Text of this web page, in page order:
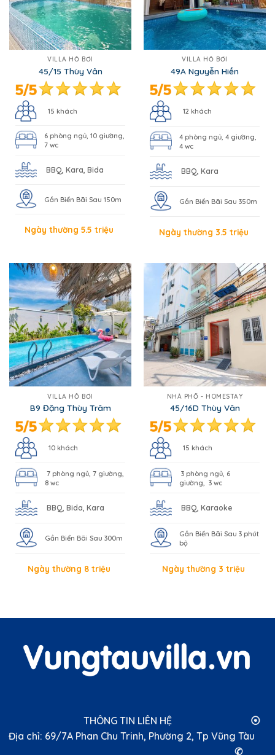
VILLA HỒ BƠI
45/15 Thùy Vân
15 khách
6 phòng ngủ, 10 giường,
7 wc
BBQ, Kara, Bida
Gần Biển Bãi Sau 150m
Ngày thường 5.5 triệu
VILLA HỒ BƠI
49A Nguyễn Hiền
12 khách
4 phòng ngủ, 4 giường,
4 wc
BBQ, Kara
Gần Biển Bãi Sau 350m
Ngày thường 3.5 triệu
VILLA HỒ BƠI
B9 Đặng Thùy Trâm
10 khách
7 phòng ngủ, 7 giường,
8 wc
BBQ, Bida, Kara
Gần Biển Bãi Sau 300m
Ngày thường 8 triệu
NHÀ PHỐ - HOMESTAY
45/16D Thùy Vân
15 khách
3 phòng ngủ, 6
giường, 3 wc
BBQ, Karaoke
Gần Biển Bãi Sau 3 phút
bộ
Ngày thường 3 triệu
THÔNG TIN LIÊN HỆ ⦿
Địa chỉ: 69/7A Phan Chu Trinh, Phường 2, Tp Vũng Tàu
✆